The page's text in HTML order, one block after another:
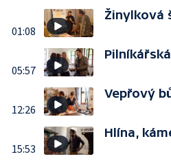
01:08
Žinylková
05:57
12:26
Vepřový
15:53
Hlína,